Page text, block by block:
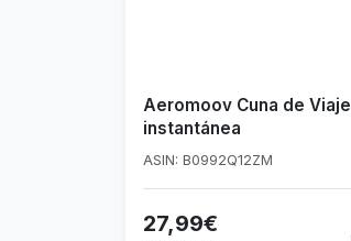
Aeromoov Cuna de Viaje
instantánea
ASIN: B0992Q12ZM
27,99€